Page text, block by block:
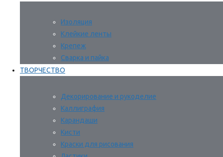
Изоляция
Клейкие ленты
Крепеж
Сварка и пайка
ТВОРЧЕСТВО
Декорирование и рукоделие
Каллиграфия
Карандаши
Кисти
Краски для рисования